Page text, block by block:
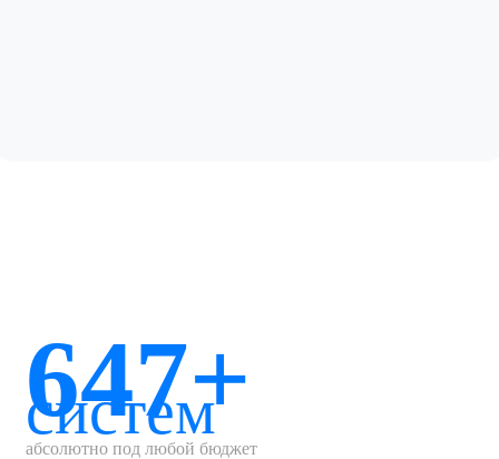
647+
систем
абсолютно под любой бюджет